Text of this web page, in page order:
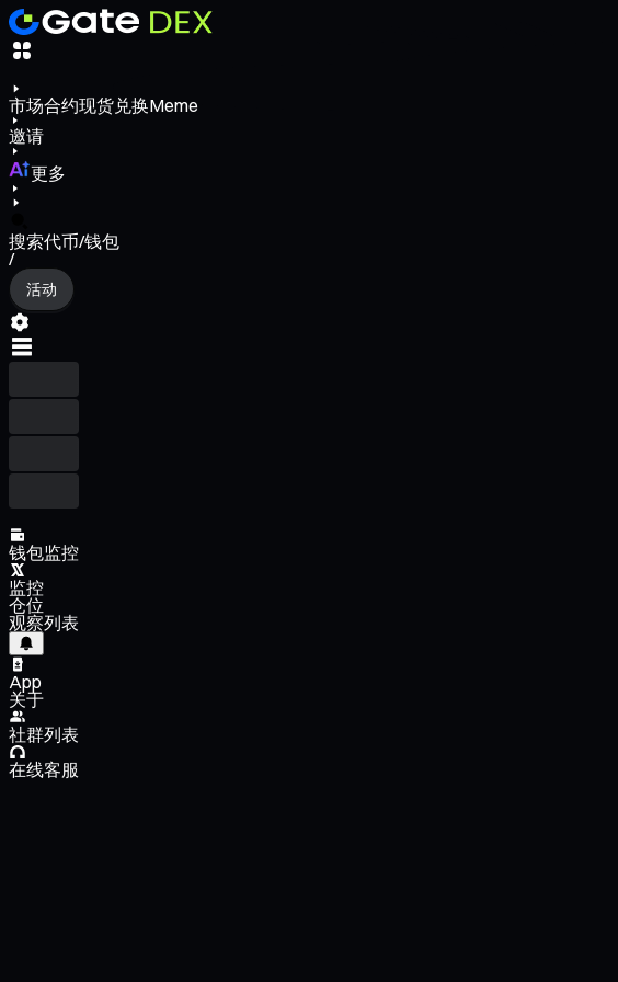
市场合约现货兑换Meme
邀请
更多
搜索代币/钱包
/
活动
钱包监控
监控
仓位
观察列表
App
关于
社群列表
在线客服